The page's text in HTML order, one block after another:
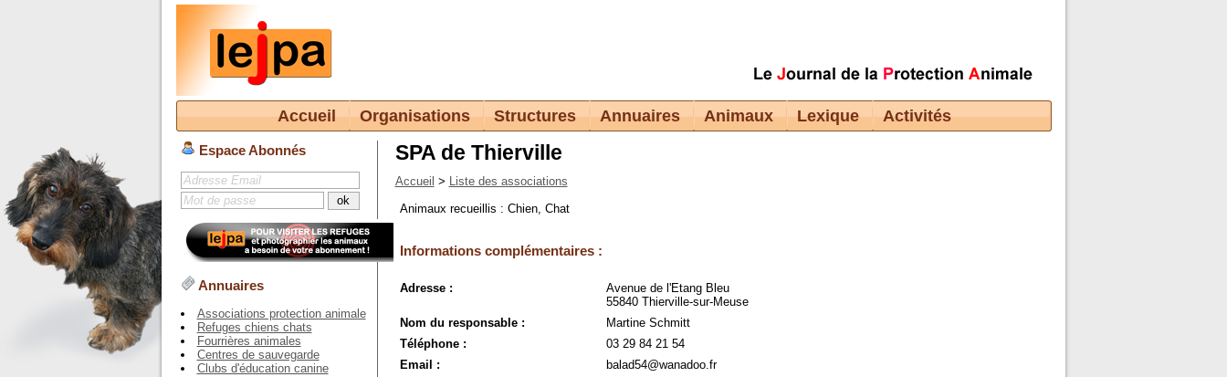
Accueil Organisations Structures Annuaires Animaux Lexique Activités
Espace Abonnés
Annuaires
Associations protection animale
Refuges chiens chats
Fourrières animales
Centres de sauvegarde
Clubs d'éducation canine
SPA de Thierville
Accueil > Liste des associations
Animaux recueillis : Chien, Chat
Informations complémentaires :
Adresse :
Avenue de l'Etang Bleu
55840 Thierville-sur-Meuse
Nom du responsable :
Martine Schmitt
Téléphone :
03 29 84 21 54
Email :
balad54@wanadoo.fr